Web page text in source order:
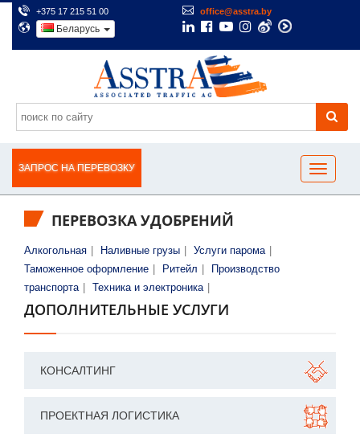
+375 17 215 51 00 office@asstra.by
Беларусь
ЗАПРОС НА ПЕРЕВОЗКУ
ПЕРЕВОЗКА УДОБРЕНИЙ
Алкогольная Наливные грузы Услуги парома
Таможенное оформление
Ритейл
Производство
транспорта
Техника и электроника
ДОПОЛНИТЕЛЬНЫЕ УСЛУГИ
КОНСАЛТИНГ
ПРОЕКТНАЯ ЛОГИСТИКА